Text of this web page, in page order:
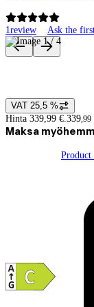
1review Ask the
Product
Price details
VAT 25,5 %
Hinta 339,99 €. 339,99
Maksa
Product